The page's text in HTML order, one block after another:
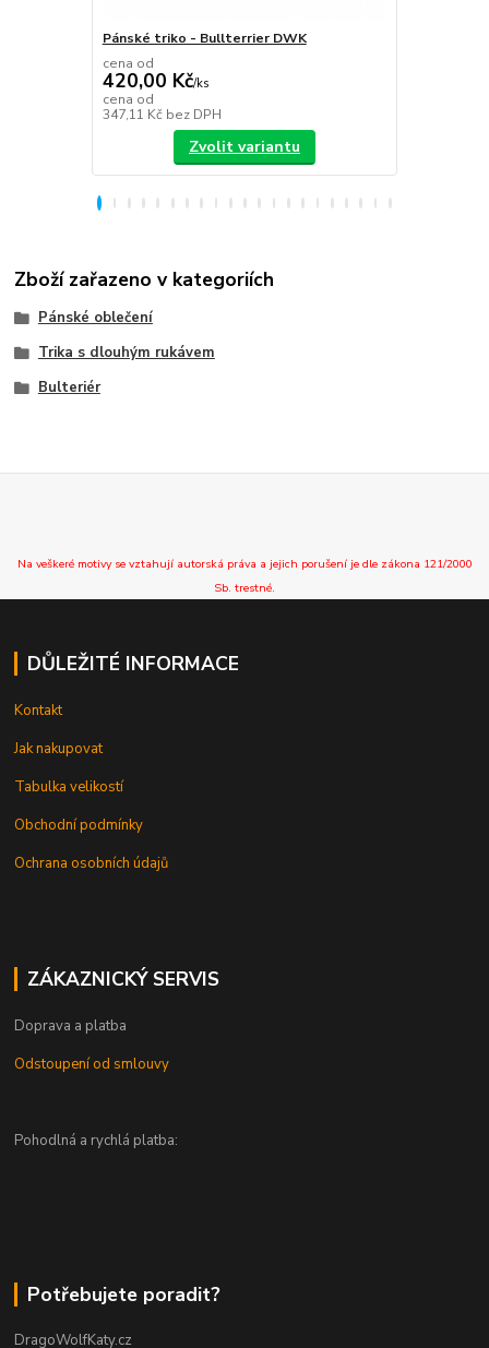
Pánské triko - Bullterrier DWK
cena od
420,00 Kč/ks
cena od
347,11 Kč bez DPH
Zvolit variantu
Zboží zařazeno v kategoriích
Pánské oblečení
Trika s dlouhým rukávem
Bulteriér
Na veškeré motivy se vztahují autorská práva a jejich porušení je dle zákona 121/2000
Sb. trestné.
DŮLEŽITÉ INFORMACE
Kontakt
Jak nakupovat
Tabulka velikostí
Obchodní podmínky
Ochrana osobních údajů
ZÁKAZNICKÝ SERVIS
Doprava a platba
Odstoupení od smlouvy
Pohodlná a rychlá platba:
Potřebujete poradit?
DragoWolfKaty.cz